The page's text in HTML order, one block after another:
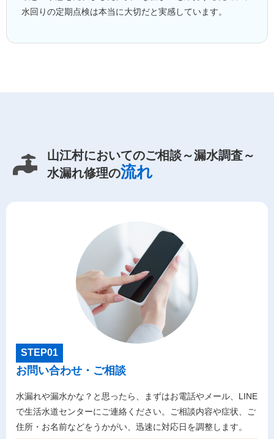
水回りの定期点検は本当に大切だと実感しています。
山江村においてのご相談～漏水調査～
水漏れ修理の流れ
STEP01
お問い合わせ・ご相談
水漏れや漏水かな？と思ったら、まずはお電話やメール、LINE
で生活水道センターにご連絡ください。ご相談内容や症状、ご
住所・お名前などをうかがい、迅速に対応日を調整します。